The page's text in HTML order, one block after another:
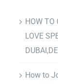
HOW TO
LOVE
How to